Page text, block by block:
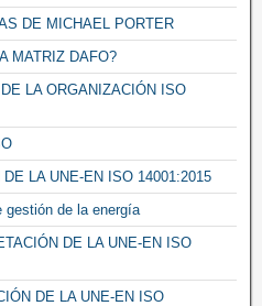
DE MICHAEL PORTER
MATRIZ DAFO?
LA ORGANIZACIÓN ISO
LA UNE-EN ISO 14001:2015
gestión de la energía
DE LA UNE-EN ISO
DE LA UNE-EN ISO